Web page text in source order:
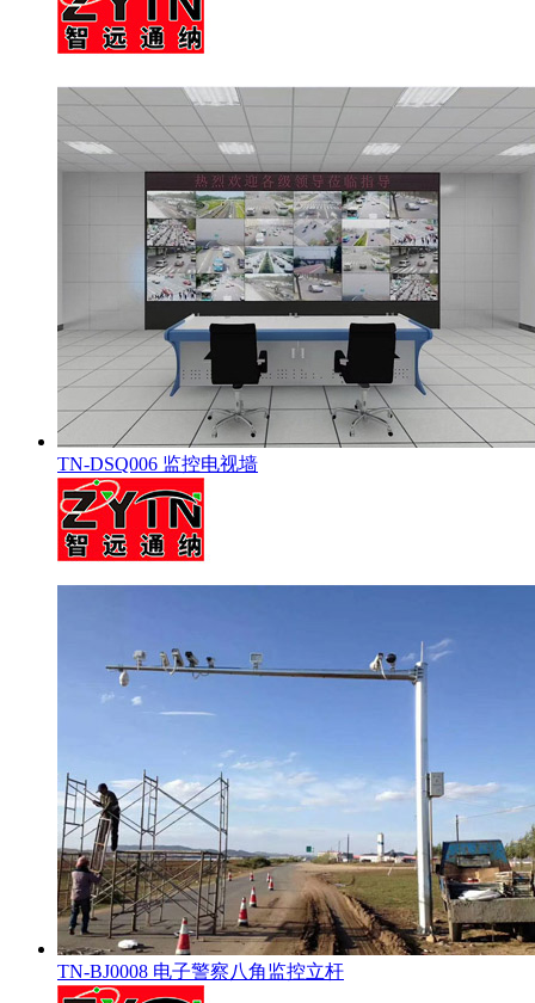
TN-DSQ006 监控电视墙
TN-BJ0008 电子警察八角监控立杆